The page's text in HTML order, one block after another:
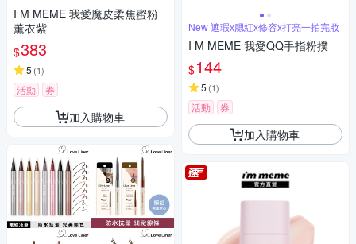
I M MEME 我愛魔皮柔焦蜜粉
薰衣紫
$383
5 (1)
活動 券
加入購物車
New 遮瑕x腮紅x修容x打亮一拍完妝
I M MEME 我愛QQ手指粉撲
$144
5 (1)
活動 券
加入購物車